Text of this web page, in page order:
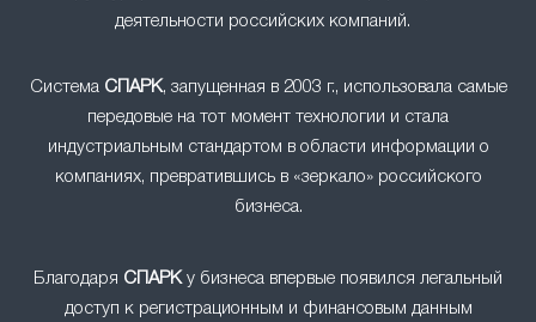
деятельности российских компаний.
Система СПАРК, запущенная в 2003 г., использовала самые
передовые на тот момент технологии и стала
индустриальным стандартом в области информации о
компаниях, превратившись в «зеркало» российского
бизнеса.
Благодаря СПАРКу бизнеса впервые появился легальный
доступ к регистрационным и финансовым данным